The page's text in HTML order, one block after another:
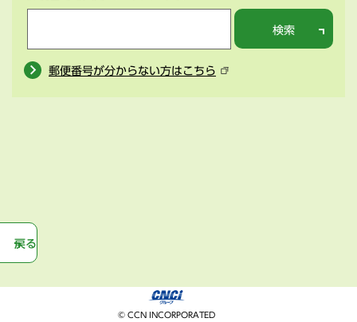
検索
郵便番号が分からない方はこちら
戻る
© CCN INCORPORATED